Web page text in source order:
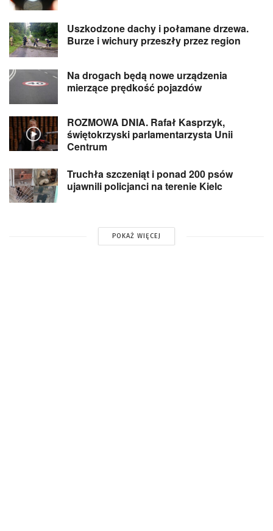
Uszkodzone dachy i połamane drzewa.
Burze i wichury przeszły przez region
Na drogach będą nowe urządzenia
mierzące prędkość pojazdów
ROZMOWA DNIA. Rafał Kasprzyk,
świętokrzyski parlamentarzysta Unii
Centrum
Truchła szczeniąt i ponad 200 psów
ujawnili policjanci na terenie Kielc
POKAŻ WIĘCEJ